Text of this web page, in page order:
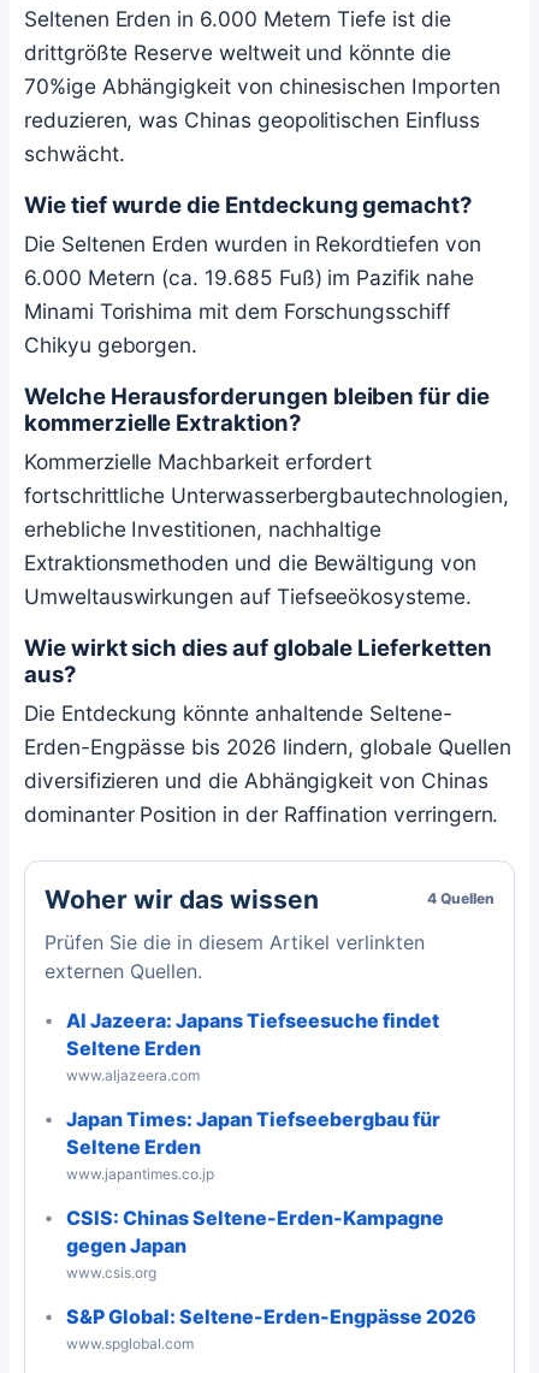
Seltenen Erden in 6.000 Metern Tiefe ist die
drittgrößte Reserve weltweit und könnte die
70%ige Abhängigkeit von chinesischen Importen
reduzieren, was Chinas geopolitischen Einfluss
schwächt.
Wie tief wurde die Entdeckung gemacht?
Die Seltenen Erden wurden in Rekordtiefen von
6.000 Metern (ca. 19.685 Fuß) im Pazifik nahe
Minami Torishima mit dem Forschungsschiff
Chikyu geborgen.
Welche Herausforderungen bleiben für die
kommerzielle Extraktion?
Kommerzielle Machbarkeit erfordert
fortschrittliche Unterwasserbergbautechnologien,
erhebliche Investitionen, nachhaltige
Extraktionsmethoden und die Bewältigung von
Umweltauswirkungen auf Tiefseeökosysteme.
Wie wirkt sich dies auf globale Lieferketten
aus?
Die Entdeckung könnte anhaltende Seltene-
Erden-Engpässe bis 2026 lindern, globale Quellen
diversifizieren und die Abhängigkeit von Chinas
dominanter Position in der Raffination verringern.
Woher wir das wissen 4 Quellen
Prüfen Sie die in diesem Artikel verlinkten
externen Quellen.
Al Jazeera: Japans Tiefseesuche findet
Seltene Erden
www.aljazeera.com
Japan Times: Japan Tiefseebergbau für
Seltene Erden
www.japantimes.co.jp
CSIS: Chinas Seltene-Erden-Kampagne
gegen Japan
www.csis.org
S&P Global: Seltene-Erden-Engpässe 2026
www.spglobal.com